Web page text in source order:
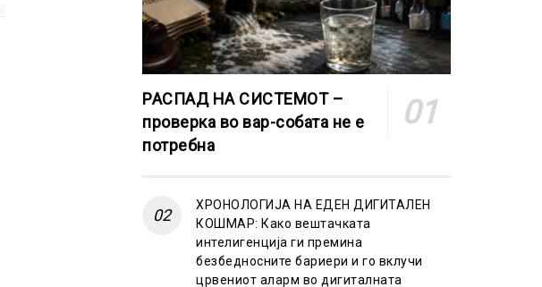
РАСПАД НА СИСТЕМОТ –
проверка во вар-собата не е
потребна
ХРОНОЛОГИЈА НА ЕДЕН ДИГИТАЛЕН
КОШМАР: Како вештачката
интелигенција ги премина
безбедносните бариери и го вклучи
црвениот аларм во дигиталната